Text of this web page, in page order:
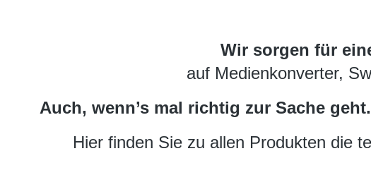
Wir sorgen für
auf Medienkonverter,
Auch, wenn’s mal richtig zur Sache geht.
Hier finden Sie zu allen Produkten die